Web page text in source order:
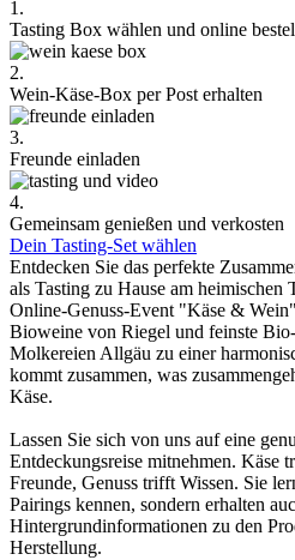
1.
Tasting Box wählen und online
2.
Wein-Käse-Box per Post erhalten
3.
Freunde einladen
4.
Gemeinsam genießen und verkosten
Dein Tasting-Set wählen
Entdecken Sie das perfekte
als Tasting zu Hause am heimischen
Online-Genuss-Event "Käse &
Bioweine von Riegel und feinste
Molkereien Allgäu zu einer
kommt zusammen, was
Käse.
Lassen Sie sich von uns auf eine
Entdeckungsreise mitnehmen. Käse
Freunde, Genuss trifft Wissen. Sie
Pairings kennen, sondern erhalten
Hintergrundinformationen zu den
Herstellung.